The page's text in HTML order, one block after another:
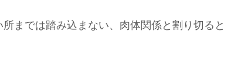
までは踏み込まない、肉体関係と割り切ると